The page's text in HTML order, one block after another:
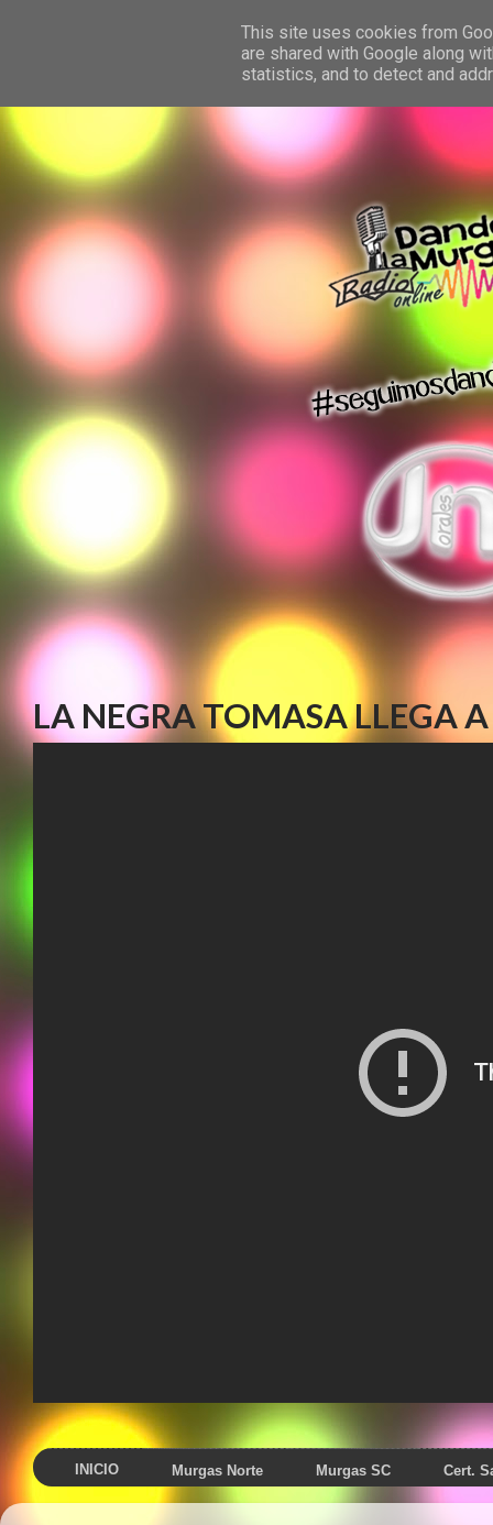
LA NEGRA TOMASA LLEGA
INICIO Murgas Norte Murgas SC Cert.
This site uses cookies from
are shared with Google along
statistics, and to detect and